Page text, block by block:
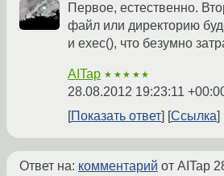
Первое, естественно.
файл или директорию
и exec(), что безумно
AITap ★★★★★
28.08.2012 19:23:11
Показать ответ
Ссылка
Ответ на: комментарий от AITap